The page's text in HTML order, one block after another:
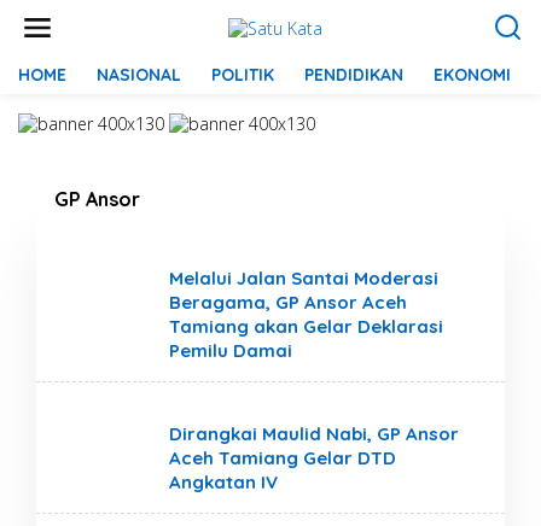
HOME NASIONAL POLITIK PENDIDIKAN EKONOMI
GP Ansor
Melalui Jalan Santai Moderasi
Beragama, GP Ansor Aceh
Tamiang akan Gelar Deklarasi
Pemilu Damai
Dirangkai Maulid Nabi, GP Ansor
Aceh Tamiang Gelar DTD
Angkatan IV